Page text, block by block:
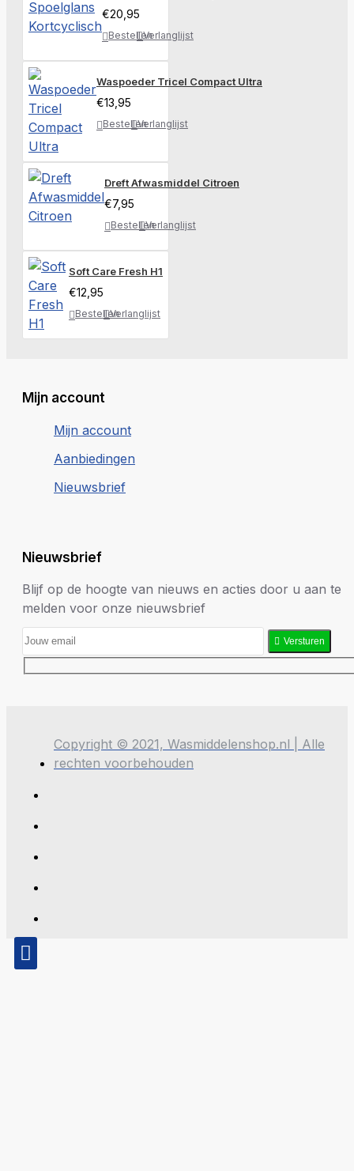
€20,95
BestellenVerlanglijst
Waspoeder Tricel Compact Ultra
€13,95
BestellenVerlanglijst
Dreft Afwasmiddel Citroen
€7,95
BestellenVerlanglijst
Soft Care Fresh H1
€12,95
BestellenVerlanglijst
Mijn account
Mijn account
Aanbiedingen
Nieuwsbrief
Nieuwsbrief
Blijf op de hoogte van nieuws en acties door u aan te
melden voor onze nieuwsbrief
Versturen
Copyright © 2021, Wasmiddelenshop.nl | Alle
rechten voorbehouden